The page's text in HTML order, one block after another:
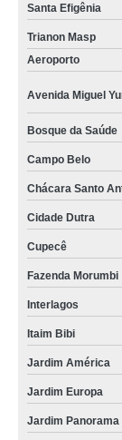
Santa Efigênia
Trianon Masp
Aeroporto
Avenida Miguel
Bosque da Saúde
Campo Belo
Chácara Santo
Cidade Dutra
Cupecê
Fazenda Morumbi
Interlagos
Itaim Bibi
Jardim América
Jardim Europa
Jardim Panorama